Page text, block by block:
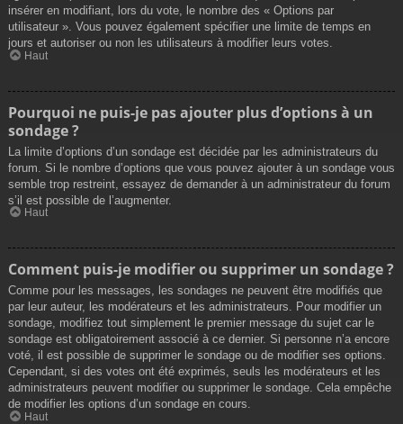
insérer en modifiant, lors du vote, le nombre des « Options par
utilisateur ». Vous pouvez également spécifier une limite de temps en
jours et autoriser ou non les utilisateurs à modifier leurs votes.
Haut
Pourquoi ne puis-je pas ajouter plus d’options à un
sondage ?
La limite d’options d’un sondage est décidée par les administrateurs du
forum. Si le nombre d’options que vous pouvez ajouter à un sondage vous
semble trop restreint, essayez de demander à un administrateur du forum
s’il est possible de l’augmenter.
Haut
Comment puis-je modifier ou supprimer un sondage ?
Comme pour les messages, les sondages ne peuvent être modifiés que
par leur auteur, les modérateurs et les administrateurs. Pour modifier un
sondage, modifiez tout simplement le premier message du sujet car le
sondage est obligatoirement associé à ce dernier. Si personne n’a encore
voté, il est possible de supprimer le sondage ou de modifier ses options.
Cependant, si des votes ont été exprimés, seuls les modérateurs et les
administrateurs peuvent modifier ou supprimer le sondage. Cela empêche
de modifier les options d’un sondage en cours.
Haut